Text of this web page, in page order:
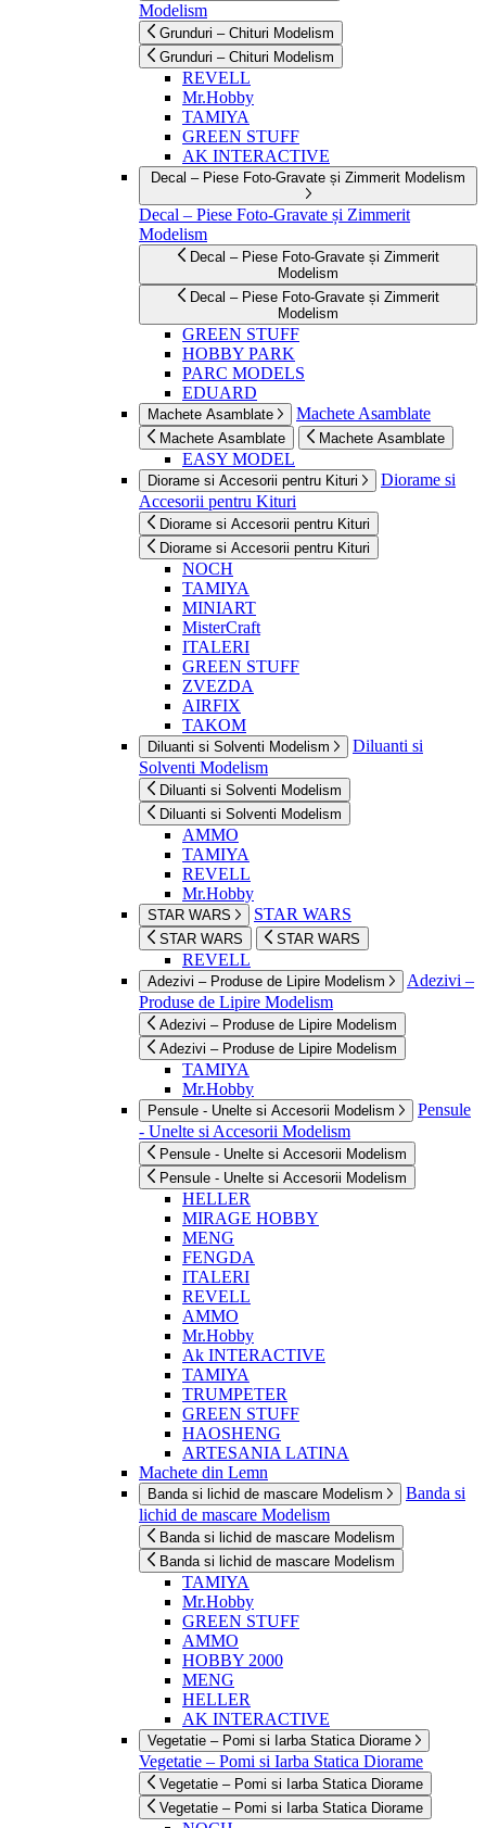
Modelism
Grunduri – Chituri Modelism
Grunduri – Chituri Modelism
REVELL
Mr.Hobby
TAMIYA
GREEN STUFF
AK INTERACTIVE
Decal – Piese Foto-Gravate și Zimmerit Modelism
Decal – Piese Foto-Gravate și Zimmerit
Modelism
Decal – Piese Foto-Gravate și Zimmerit
Modelism
Decal – Piese Foto-Gravate și Zimmerit
Modelism
GREEN STUFF
HOBBY PARK
PARC MODELS
EDUARD
Machete Asamblate Machete Asamblate
Machete Asamblate Machete Asamblate
EASY MODEL
Diorame si Accesorii pentru Kituri
Diorame si
Accesorii pentru Kituri
Diorame si Accesorii pentru Kituri
Diorame si Accesorii pentru Kituri
NOCH
TAMIYA
MINIART
MisterCraft
ITALERI
GREEN STUFF
ZVEZDA
AIRFIX
TAKOM
Diluanti si Solventi Modelism
Diluanti si
Solventi Modelism
Diluanti si Solventi Modelism
Diluanti si Solventi Modelism
AMMO
TAMIYA
REVELL
Mr.Hobby
STAR WARS STAR WARS
STAR WARS STAR WARS
REVELL
Adezivi – Produse de Lipire Modelism
Adezivi –
Produse de Lipire Modelism
Adezivi – Produse de Lipire Modelism
Adezivi – Produse de Lipire Modelism
TAMIYA
Mr.Hobby
Pensule - Unelte si Accesorii Modelism
Pensule
- Unelte si Accesorii Modelism
Pensule - Unelte si Accesorii Modelism
Pensule - Unelte si Accesorii Modelism
HELLER
MIRAGE HOBBY
MENG
FENGDA
ITALERI
REVELL
AMMO
Mr.Hobby
Ak INTERACTIVE
TAMIYA
TRUMPETER
GREEN STUFF
HAOSHENG
ARTESANIA LATINA
Machete din Lemn
Banda si lichid de mascare Modelism
Banda si
lichid de mascare Modelism
Banda si lichid de mascare Modelism
Banda si lichid de mascare Modelism
TAMIYA
Mr.Hobby
GREEN STUFF
AMMO
HOBBY 2000
MENG
HELLER
AK INTERACTIVE
Vegetatie – Pomi si Iarba Statica Diorame
Vegetatie – Pomi si Iarba Statica Diorame
Vegetatie – Pomi si Iarba Statica Diorame
Vegetatie – Pomi si Iarba Statica Diorame